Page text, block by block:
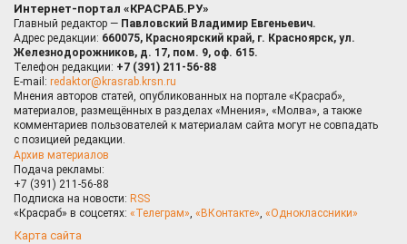
Интернет-портал «КРАСРАБ.РУ»
Главный редактор — Павловский Владимир Евгеньевич.
Адрес редакции: 660075, Красноярский край, г. Красноярск, ул.
Железнодорожников, д. 17, пом. 9, оф. 615.
Телефон редакции: +7 (391) 211-56-88
E-mail: redaktor@krasrab.krsn.ru
Мнения авторов статей, опубликованных на портале «Красраб»,
материалов, размещённых в разделах «Мнения», «Молва», а также
комментариев пользователей к материалам сайта могут не совпадать
с позицией редакции.
Архив материалов
Подача рекламы:
+7 (391) 211-56-88
Подписка на новости: RSS
«Красраб» в соцсетях: «Телеграм», «ВКонтакте», «Одноклассники»
Карта сайта